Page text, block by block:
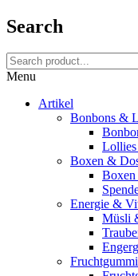
Search
Menu
Artikel
Bonbons &
Boxen &
Energie &
Müsli